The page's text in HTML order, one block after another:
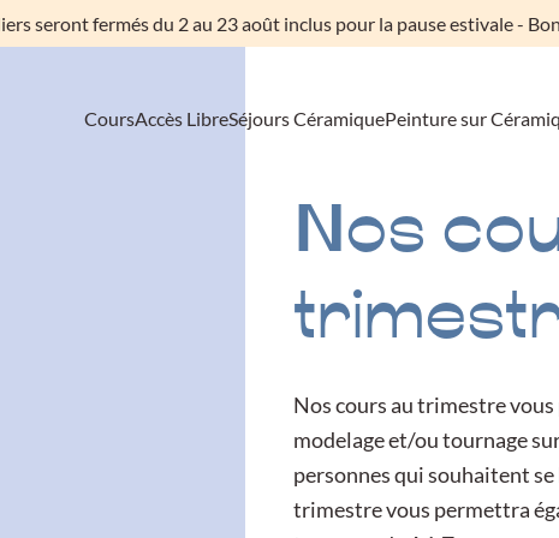
seront fermés du 2 au 23 août inclus pour la pause estivale -
CoursAccès LibreSéjours CéramiquePeinture sur
Nos
Nos cours au trimestre
modelage et/ou tournage
personnes qui souhaitent
trimestre vous permettra